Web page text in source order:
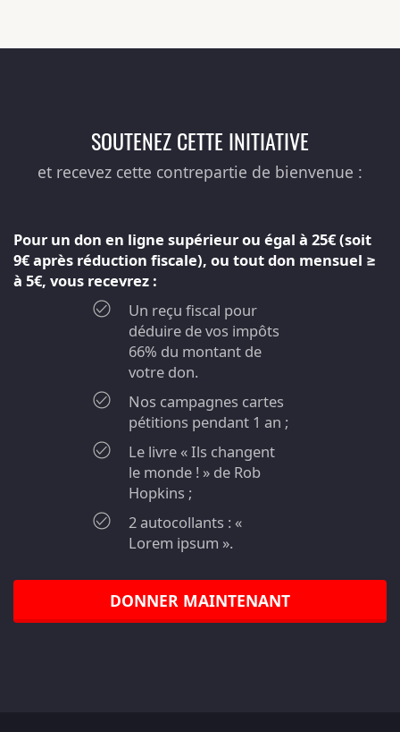
SOUTENEZ CETTE INITIATIVE
et recevez cette contrepartie de bienvenue :
Pour un don en ligne supérieur ou égal à 25€ (soit
9€ après réduction fiscale), ou tout don mensuel ≥
à 5€, vous recevrez :
Un reçu fiscal pour
déduire de vos impôts
66% du montant de
votre don.
Nos campagnes cartes
pétitions pendant 1 an ;
Le livre « Ils changent
le monde ! » de Rob
Hopkins ;
2 autocollants : «
Lorem ipsum ».
DONNER MAINTENANT